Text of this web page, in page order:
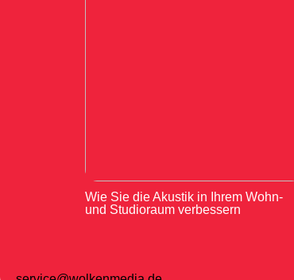
Wie Sie die Akustik in Ihrem Wohn-
und Studioraum verbessern